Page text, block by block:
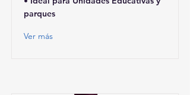
parques
Ver más